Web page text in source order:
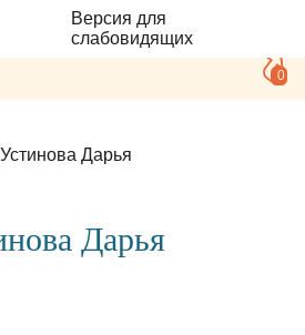
Версия для
слабовидящих
0
Устинова Дарья
Дарья